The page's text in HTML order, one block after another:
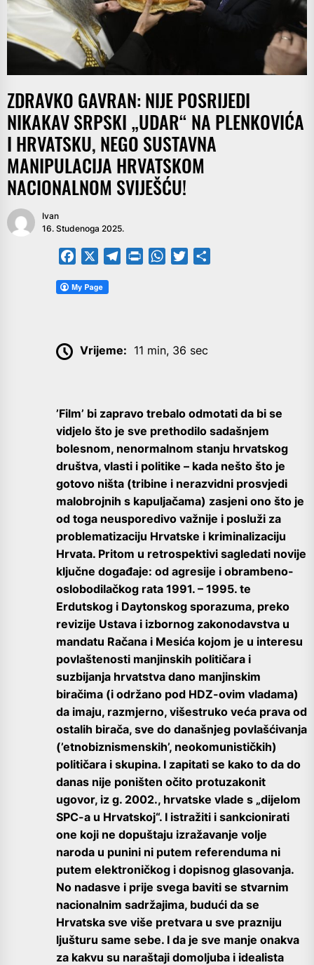
ZDRAVKO GAVRAN: NIJE POSRIJEDI
NIKAKAV SRPSKI „UDAR“ NA PLENKOVIĆA
I HRVATSKU, NEGO SUSTAVNA
MANIPULACIJA HRVATSKOM
NACIONALNOM SVIJEŠĆU!
Ivan
16. Studenoga 2025.
Facebook TelegramPrintFriendly
WhatsApp
Twitter
Vrijeme: 11 min, 36 sec
’Film’ bi zapravo trebalo odmotati da bi se
vidjelo što je sve prethodilo sadašnjem
bolesnom, nenormalnom stanju hrvatskog
društva, vlasti i politike – kada nešto što je
gotovo ništa (tribine i nerazvidni prosvjedi
malobrojnih s kapuljačama) zasjeni ono što je
od toga neusporedivo važnije i posluži za
problematizaciju Hrvatske i kriminalizaciju
Hrvata. Pritom u retrospektivi sagledati novije
ključne događaje: od agresije i obrambeno-
oslobodilačkog rata 1991. – 1995. te
Erdutskog i Daytonskog sporazuma, preko
revizije Ustava i izbornog zakonodavstva u
mandatu Račana i Mesića kojom je u interesu
povlaštenosti manjinskih političara i
suzbijanja hrvatstva dano manjinskim
biračima (i održano pod HDZ-ovim vladama)
da imaju, razmjerno, višestruko veća prava od
ostalih birača, sve do današnjeg povlašćivanja
(’etnobiznismenskih’, neokomunističkih)
političara i skupina. I zapitati se kako to da do
danas nije poništen očito protuzakonit
ugovor, iz g. 2002., hrvatske vlade s „dijelom
SPC-a u Hrvatskoj“. I istražiti i sankcionirati
one koji ne dopuštaju izražavanje volje
naroda u punini ni putem referenduma ni
putem elektroničkog i dopisnog glasovanja.
No nadasve i prije svega baviti se stvarnim
nacionalnim sadržajima, budući da se
Hrvatska sve više pretvara u sve prazniju
ljušturu same sebe. I da je sve manje onakva
za kakvu su naraštaji domoljuba i idealista